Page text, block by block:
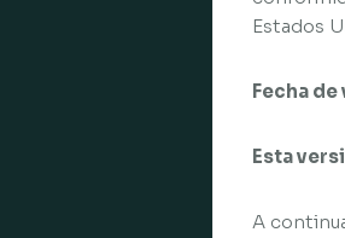
Estados
Fecha
Esta
A